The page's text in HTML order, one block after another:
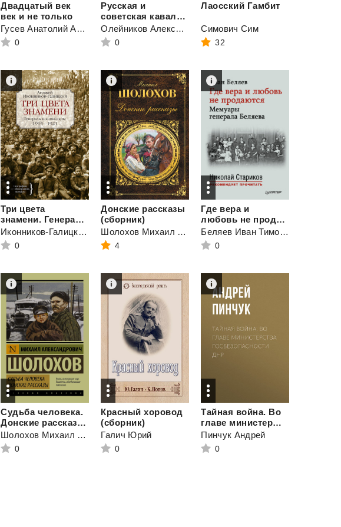
Двадцатый век
век и не только
Гусев Анатолий Алексеевич
0
Русская и
советская кавалерия. Русско-японская, Первая Мировая, Гражданская
Олейников Алексей Александрович
0
Лаосский Гамбит
Симович Сим
32
Три цвета
знамени. Генералы и комиссары. 1914–1921
Иконников-Галицкий Анджей
0
Донские рассказы
(сборник)
Шолохов Михаил Александрович
4
Где вера и
любовь не продаются. Мемуары генерала Беляева
Беляев Иван Тимофеевич
0
Судьба человека.
Донские рассказы (сборник)
Шолохов Михаил Александрович
0
Красный хоровод
(сборник)
Галич Юрий
0
Тайная война. Во
главе министерства госбезопасности ДНР
Пинчук Андрей
0